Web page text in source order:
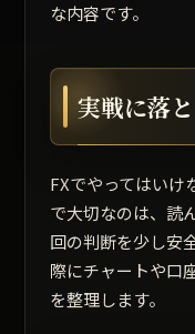
な内容です。
実戦に落
FXでやってはいけ
で大切なのは、読
回の判断を少し安
際にチャートや口
を整理します。